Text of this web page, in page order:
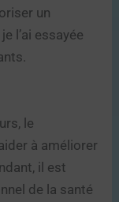
un
l’ai essayée
le
à améliorer
il est
de la santé